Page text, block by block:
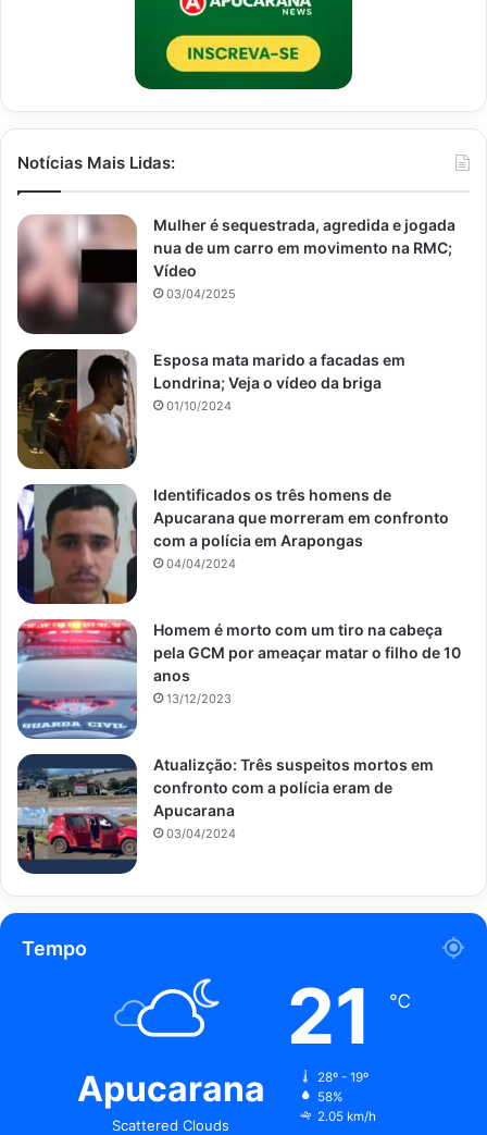
Notícias Mais Lidas:
Mulher é sequestrada, agredida e jogada
nua de um carro em movimento na RMC;
Vídeo
03/04/2025
Esposa mata marido a facadas em
Londrina; Veja o vídeo da briga
01/10/2024
Identificados os três homens de
Apucarana que morreram em confronto
com a polícia em Arapongas
04/04/2024
Homem é morto com um tiro na cabeça
pela GCM por ameaçar matar o filho de 10
anos
13/12/2023
Atualizção: Três suspeitos mortos em
confronto com a polícia eram de
Apucarana
03/04/2024
Tempo
Apucarana
Scattered Clouds
21 ℃
28º - 19º
58%
2.05 km/h